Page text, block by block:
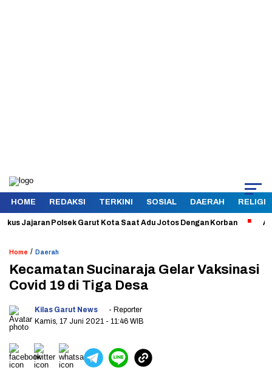
HOME REDAKSI TERKINI SOSIAL DAERAH RELIGI
Polsek Garut Kota Saat Adu Jotos Dengan Korban Aman
Home / Daerah
Kecamatan Sucinaraja Gelar Vaksinasi
Covid 19 di Tiga Desa
Kilas Garut News
- Reporter
Kamis, 17 Juni 2021 - 11:46 WIB